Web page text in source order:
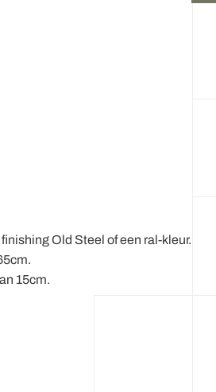
Old Steel of een ral-kleur.
15cm.